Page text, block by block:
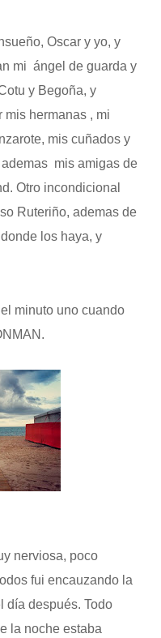
Oscar y yo, y
mi ángel de guarda y
y Begoña, y
hermanas , mi
mis cuñados y
mis amigas de
Otro incondicional
Ruteriño, ademas de
los haya, y
minuto uno cuando
nerviosa, poco
fui encauzando la
día después. Todo
la noche estaba